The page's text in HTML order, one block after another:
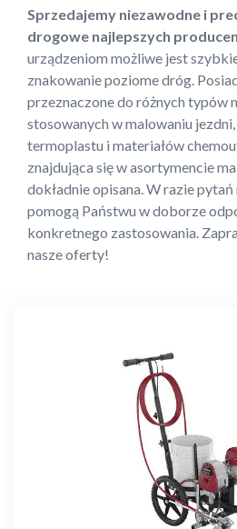
Sprzedajemy niezawodne i
drogowe najlepszych
urządzeniom możliwe jest
znakowanie poziome dróg.
przeznaczone do różnych typów
stosowanych w malowaniu
termoplastu i materiałów
znajdująca się w asortymencie
dokładnie opisana. W razie
pomogą Państwu w doborze
konkretnego zastosowania.
nasze oferty!